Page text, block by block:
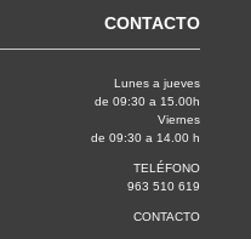
CONTACTO
Lunes a jueves
de 09:30 a 15.00h
Viernes
de 09:30 a 14.00 h
TELÉFONO
963 510 619
CONTACTO